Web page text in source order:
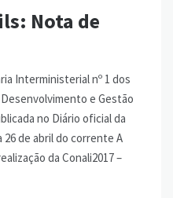
Nota de
Interministerial nº 1 dos
e Gestão
no Diário oficial da
26 de abril do corrente A
da Conali2017 –